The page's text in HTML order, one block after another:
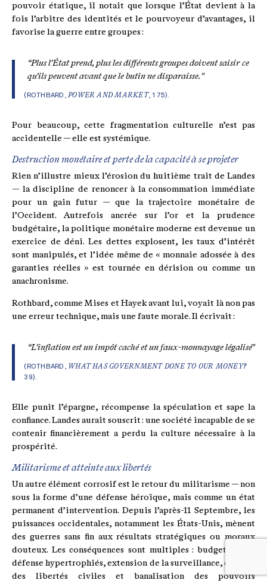
pouvoir étatique, il notait que lorsque l’État devient à la
fois l’arbitre des identités et le pourvoyeur d’avantages, il
favorise la guerre entre groupes :
“Plus l’État prend, plus les différents groupes doivent saisir ce
qu’ils peuvent avant que le butin ne disparaisse."
(ROTHBARD,POWER AND MARKET, 175).
Pour beaucoup, cette fragmentation culturelle n’est pas
accidentelle — elle est systémique.
Destruction monétaire et perte de la capacité à se projeter
Rien n’illustre mieux l’érosion du huitième trait de Landes
— la discipline de renoncer à la consommation immédiate
pour un gain futur — que la trajectoire monétaire de
l’Occident. Autrefois ancrée sur l’or et la prudence
budgétaire, la politique monétaire moderne est devenue un
exercice de déni. Les dettes explosent, les taux d’intérêt
sont manipulés, et l’idée même de « monnaie adossée à des
garanties réelles » est tournée en dérision ou comme un
anachronisme.
Rothbard, comme Mises et Hayek avant lui, voyait là non pas
une erreur technique, mais une faute morale. Il écrivait :
“L’inflation est un impôt caché et un faux-monnayage légalisé"
(ROTHBARD, WHAT HAS GOVERNMENT DONE TO OUR MONEY?
39).
Elle punit l’épargne, récompense la spéculation et sape la
confiance. Landes aurait souscrit : une société incapable de se
contenir financièrement a perdu la culture nécessaire à la
prospérité.
Militarisme et atteinte aux libertés
Un autre élément corrosif est le retour du militarisme — non
sous la forme d’une défense héroïque, mais comme un état
permanent d’intervention. Depuis l’après-11 Septembre, les
puissances occidentales, notamment les États-Unis, mènent
des guerres sans fin aux résultats stratégiques ou moraux
douteux. Les conséquences sont multiples : budgets de la
défense hypertrophiés, extension de la surveillance, érosion
des libertés civiles et banalisation des pouvoirs